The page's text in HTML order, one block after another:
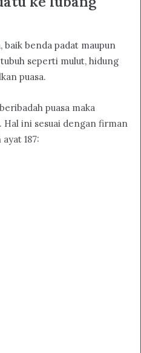
baik benda padat maupun
seperti mulut, hidung
puasa.
puasa maka
ini sesuai dengan firman
187: